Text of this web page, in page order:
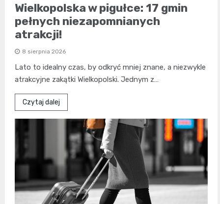
Wielkopolska w pigułce: 17 gmin
pełnych niezapomnianych
atrakcji!
8 sierpnia 2026
Lato to idealny czas, by odkryć mniej znane, a niezwykle
atrakcyjne zakątki Wielkopolski. Jednym z…
Czytaj dalej